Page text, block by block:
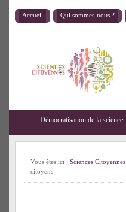
Accueil Qui sommes-nous ?
Démocratisation de la science
Vous êtes ici : Sciences Citoyennes
citoyens